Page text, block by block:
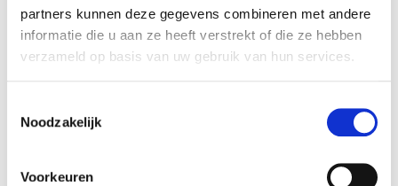
partners kunnen deze gegevens combineren met andere
informatie die u aan ze heeft verstrekt of die ze hebben
verzameld op basis van uw gebruik van hun services.
Noodzakelijk
Voorkeuren
worden gemaakt, met betere begeleiding en
ondersteuning.
Via
dit donatieformulier
kunt u een bijdrage aan het